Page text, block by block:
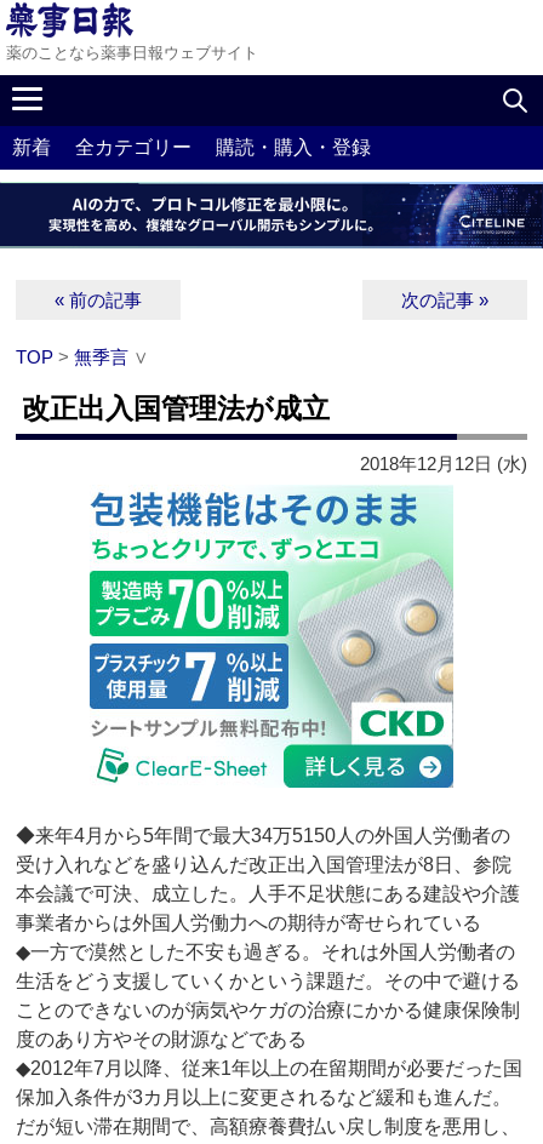
薬のことなら薬事日報ウェブサイト
新着 全カテゴリー 購読・購入・登録
« 前の記事 次の記事 »
TOP >無季言 ∨
改正出入国管理法が成立
2018年12月12日 (水)
◆来年4月から5年間で最大34万5150人の外国人労働者の
受け入れなどを盛り込んだ改正出入国管理法が8日、参院
本会議で可決、成立した。人手不足状態にある建設や介護
事業者からは外国人労働力への期待が寄せられている
◆一方で漠然とした不安も過ぎる。それは外国人労働者の
生活をどう支援していくかという課題だ。その中で避ける
ことのできないのが病気やケガの治療にかかる健康保険制
度のあり方やその財源などである
◆2012年7月以降、従来1年以上の在留期間が必要だった国
保加入条件が3カ月以上に変更されるなど緩和も進んだ。
だが短い滞在期間で、高額療養費払い戻し制度を悪用し、